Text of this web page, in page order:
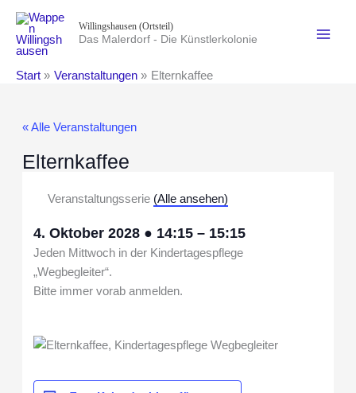
Inhalt
springen
Willingshausen (Ortsteil)
Das Malerdorf - Die Künstlerkolonie
Start Veranstaltungen Elternkaffee
« Alle Veranstaltungen
Elternkaffee
Veranstaltungsserie (Alle ansehen)
4. Oktober 2028 ● 14:15– 15:15
Jeden Mittwoch in der Kindertagespflege
„Wegbegleiter“.
Bitte immer vorab anmelden.